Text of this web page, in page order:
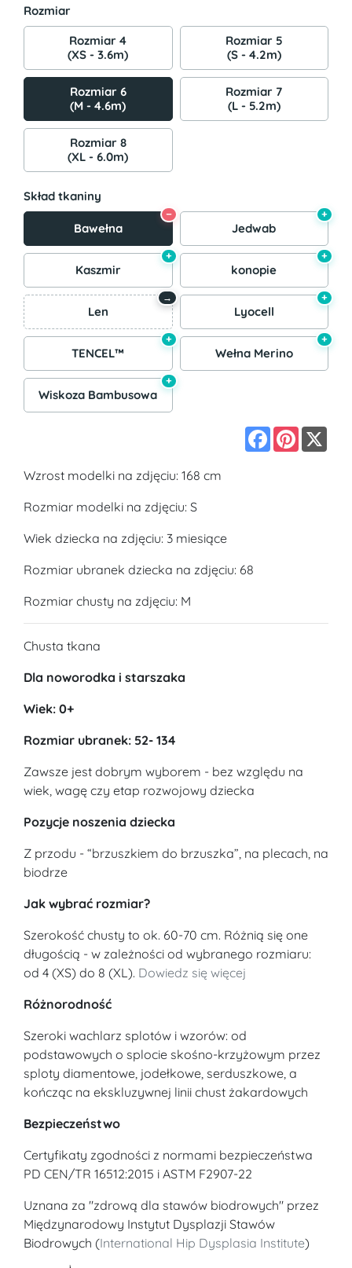
Rozmiar
Rozmiar 4
(XS - 3.6m)
Rozmiar 5
(S - 4.2m)
Rozmiar 6
(M - 4.6m)
Rozmiar 7
(L - 5.2m)
Rozmiar 8
(XL - 6.0m)
Skład tkaniny
Bawełna
−
Jedwab
+
Kaszmir
+
konopie
+
Len
→
Lyocell
+
TENCEL™
+
Wełna Merino
+
Wiskoza Bambusowa
+
Facebook
Pinterest
Wzrost modelki na zdjęciu: 168 cm
Rozmiar modelki na zdjęciu: S
Wiek dziecka na zdjęciu: 3 miesiące
Rozmiar ubranek dziecka na zdjęciu: 68
Rozmiar chusty na zdjęciu: M
Chusta tkana
Dla noworodka i starszaka
Wiek: 0+
Rozmiar ubranek: 52- 134
Zawsze jest dobrym wyborem - bez względu na
wiek, wagę czy etap rozwojowy dziecka
Pozycje noszenia dziecka
Z przodu - “brzuszkiem do brzuszka”, na plecach, na
biodrze
Jak wybrać rozmiar?
Szerokość chusty to ok. 60-70 cm. Różnią się one
długością - w zależności od wybranego rozmiaru:
od 4 (XS) do 8 (XL). Dowiedz się więcej
Różnorodność
Szeroki wachlarz splotów i wzorów: od
podstawowych o splocie skośno-krzyżowym przez
sploty diamentowe, jodełkowe, serduszkowe, a
kończąc na ekskluzywnej linii chust żakardowych
Bezpieczeństwo
Certyfikaty zgodności z normami bezpieczeństwa
PD CEN/TR 16512:2015 i ASTM F2907-22
Uznana za "zdrową dla stawów biodrowych" przez
Międzynarodowy Instytut Dysplazji Stawów
Biodrowych (International Hip Dysplasia Institute)